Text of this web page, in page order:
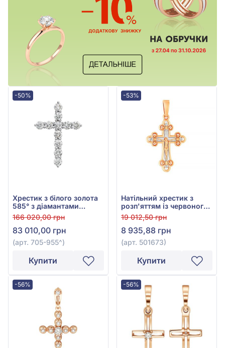
-50%
Хрестик з білого золота
585° з діамантами
0,68ct, арт. 705-955
166 020,00 грн
83 010,00 грн
(арт. 705-955^)
Купити
-53%
Натільний хрестик з
розп'яттям із червоного
золота 585°, арт. 501673
19 012,50 грн
8 935,88 грн
(арт. 501673)
Купити
-56% -56%